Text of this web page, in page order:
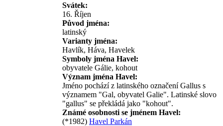
Svátek:
16. Říjen
Původ jména:
latinský
Varianty jména:
Havlík, Háva, Havelek
Symboly jména Havel:
obyvatele Gálie, kohout
Význam jména Havel:
Jméno pochází z latinského označení Gallus s
významem "Gal, obyvatel Galie". Latinské slovo
"gallus" se překládá jako "kohout".
Známé osobnosti se jménem Havel:
(*1982) Havel Parkán